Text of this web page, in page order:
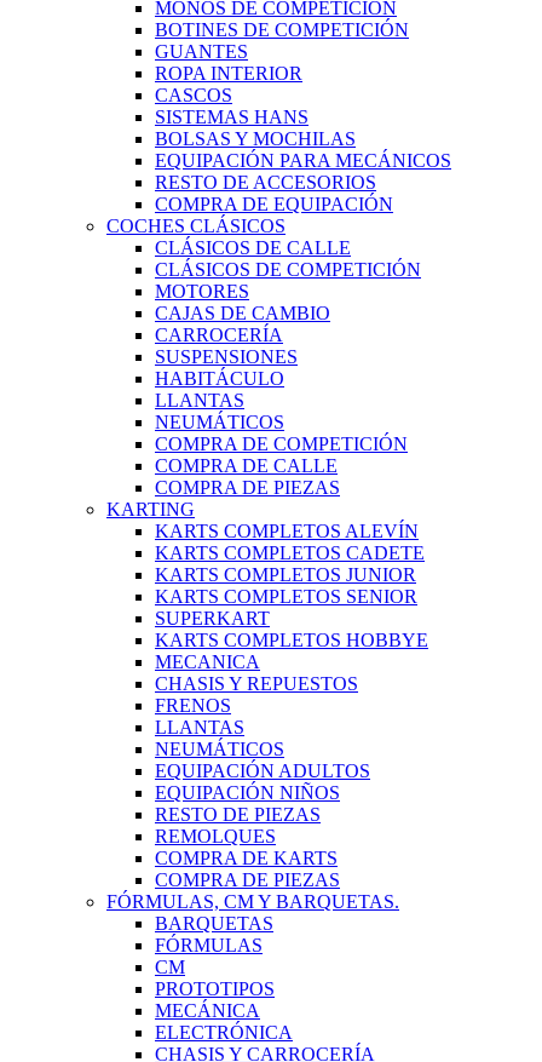
MONOS DE COMPETICIÓN
BOTINES DE COMPETICIÓN
GUANTES
ROPA INTERIOR
CASCOS
SISTEMAS HANS
BOLSAS Y MOCHILAS
EQUIPACIÓN PARA MECÁNICOS
RESTO DE ACCESORIOS
COMPRA DE EQUIPACIÓN
COCHES CLÁSICOS
CLÁSICOS DE CALLE
CLÁSICOS DE COMPETICIÓN
MOTORES
CAJAS DE CAMBIO
CARROCERÍA
SUSPENSIONES
HABITÁCULO
LLANTAS
NEUMÁTICOS
COMPRA DE COMPETICIÓN
COMPRA DE CALLE
COMPRA DE PIEZAS
KARTING
KARTS COMPLETOS ALEVÍN
KARTS COMPLETOS CADETE
KARTS COMPLETOS JUNIOR
KARTS COMPLETOS SENIOR
SUPERKART
KARTS COMPLETOS HOBBYE
MECANICA
CHASIS Y REPUESTOS
FRENOS
LLANTAS
NEUMÁTICOS
EQUIPACIÓN ADULTOS
EQUIPACIÓN NIÑOS
RESTO DE PIEZAS
REMOLQUES
COMPRA DE KARTS
COMPRA DE PIEZAS
FÓRMULAS, CM Y BARQUETAS.
BARQUETAS
FÓRMULAS
CM
PROTOTIPOS
MECÁNICA
ELECTRÓNICA
CHASIS Y CARROCERÍA